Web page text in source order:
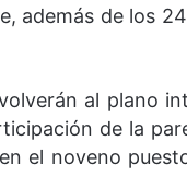
además de los
al plano
de la
el noveno